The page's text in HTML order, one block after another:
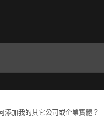
添加我的其它公司或企業實體？